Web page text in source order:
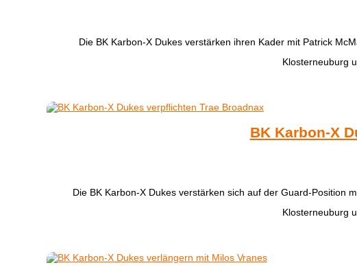
Die BK Karbon-X Dukes verstärken ihren Kader mit Patrick
Klosterneuburg
BK Karbon-X
Die BK Karbon-X Dukes verstärken sich auf der Guard-Position
Klosterneuburg